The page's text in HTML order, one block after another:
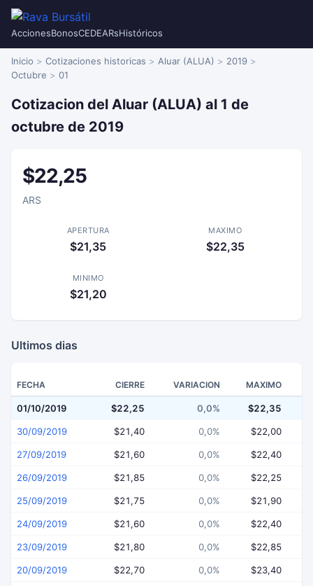
AccionesBonosCEDEARsHistóricos
Inicio Cotizaciones historicas Aluar (ALUA)
2019
Octubre
01
Cotizacion del Aluar (ALUA) al 1 de
octubre de 2019
$22,25
ARS
APERTURA
$21,35
MAXIMO
$22,35
MINIMO
$21,20
Ultimos dias
FECHA CIERRE VARIACION MAXIMO
01/10/2019 $22,25 0,0% $22,35
30/09/2019 $21,40 0,0% $22,00
27/09/2019 $21,60 0,0% $22,40
26/09/2019 $21,85 0,0% $22,25
25/09/2019 $21,75 0,0% $21,90
24/09/2019 $21,60 0,0% $22,40
23/09/2019 $21,80 0,0% $22,85
20/09/2019 $22,70 0,0% $23,40